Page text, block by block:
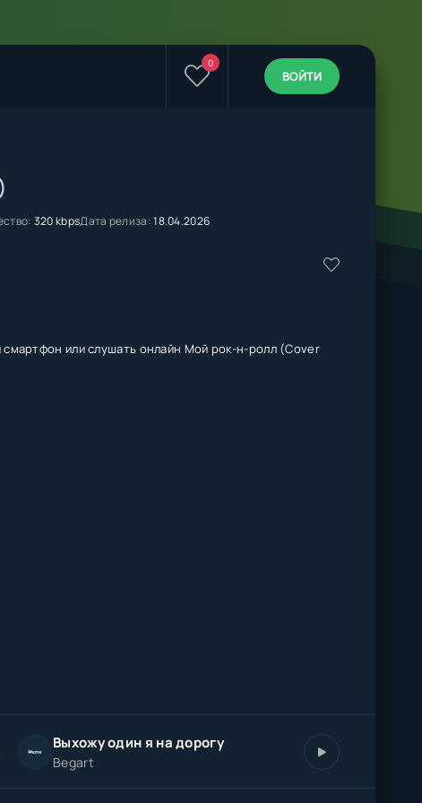
0
ВОЙТИ
320 kbpsДата релиза:18.04.2026
смартфон или слушать онлайн Мой рок-н-ролл (Cover
Выхожу один я на дорогу
Begart